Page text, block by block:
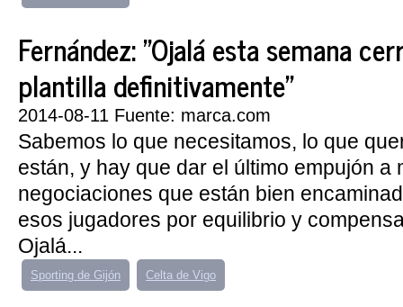
Fernández: "Ojalá esta semana
plantilla definitivamente"
2014-08-11 Fuente: marca.com
Sabemos lo que necesitamos, lo que
están, y hay que dar el último empujón a
negociaciones que están bien
esos jugadores por equilibrio y
Ojalá...
Sporting de Gijón Celta de Vigo